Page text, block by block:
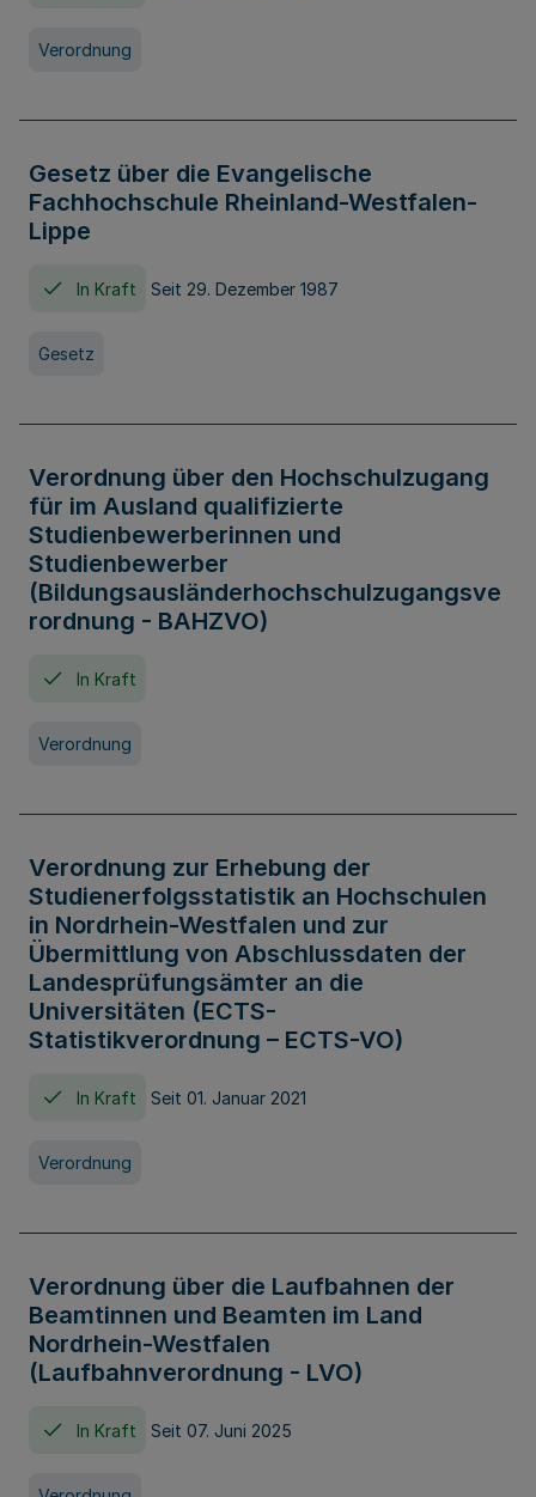
Verordnung
Gesetz über die Evangelische
Fachhochschule Rheinland-Westfalen-
Lippe
In Kraft Seit 29. Dezember 1987
Gesetz
Verordnung über den Hochschulzugang
für im Ausland qualifizierte
Studienbewerberinnen und
Studienbewerber
(Bildungsausländerhochschulzugangsve
rordnung - BAHZVO)
In Kraft
Verordnung
Verordnung zur Erhebung der
Studienerfolgsstatistik an Hochschulen
in Nordrhein-Westfalen und zur
Übermittlung von Abschlussdaten der
Landesprüfungsämter an die
Universitäten (ECTS-
Statistikverordnung – ECTS-VO)
In Kraft Seit 01. Januar 2021
Verordnung
Verordnung über die Laufbahnen der
Beamtinnen und Beamten im Land
Nordrhein-Westfalen
(Laufbahnverordnung - LVO)
In Kraft Seit 07. Juni 2025